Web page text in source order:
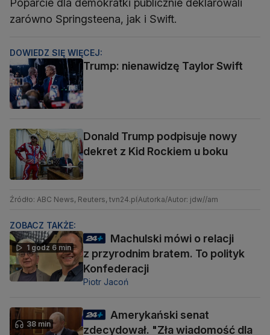
Poparcie dla demokratki publicznie deklarowali
zarówno Springsteena, jak i Swift.
DOWIEDZ SIĘ WIĘCEJ:
Trump: nienawidzę Taylor Swift
Donald Trump podpisuje nowy
dekret z Kid Rockiem u boku
Źródło: ABC News, Reuters, tvn24.pl Autorka/Autor: jdw//am
ZOBACZ TAKŻE:
1 godz 6 min
Machulski mówi o relacji
z przyrodnim bratem. To polityk
Konfederacji
Piotr Jacoń
38 min
Amerykański senat
zdecydował. "Zła wiadomość dla